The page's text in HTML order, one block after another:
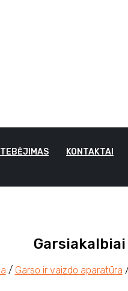
KONTAKTAI
Garsiakalbiai
/ Garso ir vaizdo aparatūra